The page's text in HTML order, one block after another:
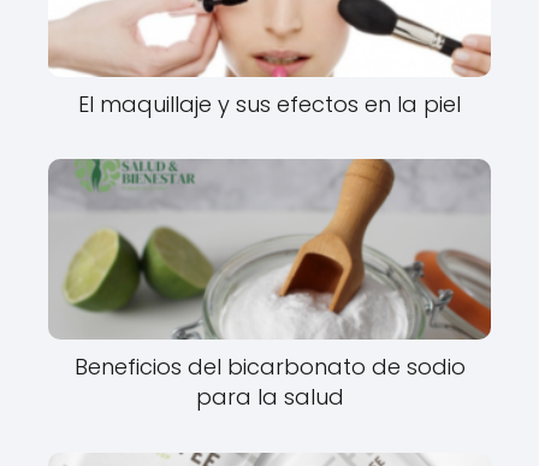
El maquillaje y sus efectos en la piel
Beneficios del bicarbonato de sodio
para la salud